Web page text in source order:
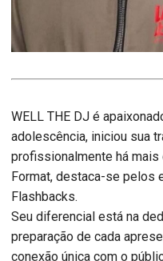
WELL THE DJ é
adolescência, iniciou sua
profissionalmente há mais
Format, destaca-se pelos
Flashbacks.
Seu diferencial está na
preparação de cada
conexão única com o